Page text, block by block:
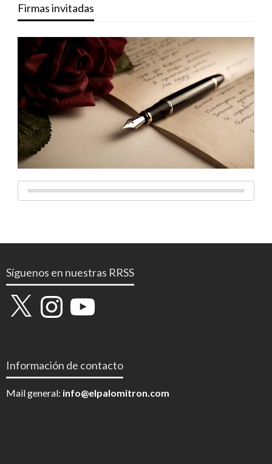
Firmas invitadas
Síguenos en nuestras RRSS
X InstagramYouTube
Información de contacto
Mail general: info@elpalomitron.com